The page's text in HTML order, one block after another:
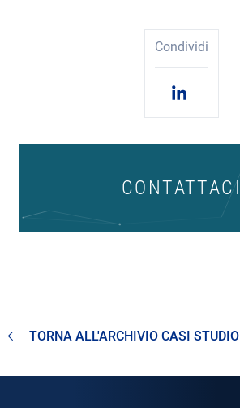
Condividi
CONTATTACI
TORNA ALL'ARCHIVIO CASI STUDIO